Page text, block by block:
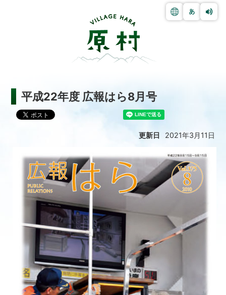
平成22年度 広報はら8月号
更新日 2021年3月11日